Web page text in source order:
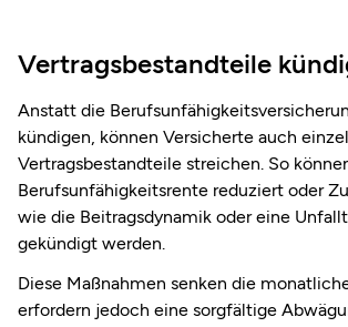
Vertragsbestandteile
Anstatt die
kündigen, können Versicherte auch
Vertragsbestandteile streichen. So
Berufsunfähigkeitsrente reduziert oder
wie die Beitragsdynamik oder eine
gekündigt werden.
Diese Maßnahmen senken die
erfordern jedoch eine sorgfältige